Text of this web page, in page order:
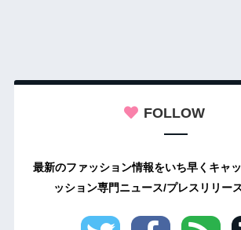
FOLLOW
最新のファッション情報をいち早くキャ
ッション専門ニュース/プレスリリー